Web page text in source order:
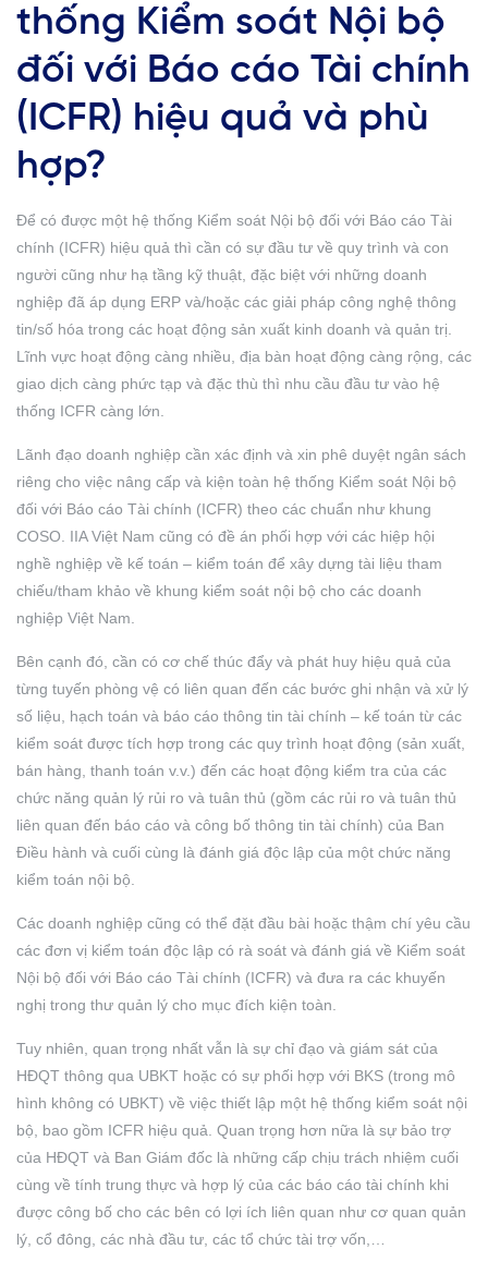
thống Kiểm soát Nội bộ
đối với Báo cáo Tài chính
(ICFR) hiệu quả và phù
hợp?
Để có được một hệ thống Kiểm soát Nội bộ đối với Báo cáo Tài
chính (ICFR) hiệu quả thì cần có sự đầu tư về quy trình và con
người cũng như hạ tầng kỹ thuật, đặc biệt với những doanh
nghiệp đã áp dụng ERP và/hoặc các giải pháp công nghệ thông
tin/số hóa trong các hoạt động sản xuất kinh doanh và quản trị.
Lĩnh vực hoạt động càng nhiều, địa bàn hoạt động càng rộng, các
giao dịch càng phức tạp và đặc thù thì nhu cầu đầu tư vào hệ
thống ICFR càng lớn.
Lãnh đạo doanh nghiệp cần xác định và xin phê duyệt ngân sách
riêng cho việc nâng cấp và kiện toàn hệ thống Kiểm soát Nội bộ
đối với Báo cáo Tài chính (ICFR) theo các chuẩn như khung
COSO. IIA Việt Nam cũng có đề án phối hợp với các hiệp hội
nghề nghiệp về kế toán – kiểm toán để xây dựng tài liệu tham
chiếu/tham khảo về khung kiểm soát nội bộ cho các doanh
nghiệp Việt Nam.
Bên cạnh đó, cần có cơ chế thúc đẩy và phát huy hiệu quả của
từng tuyến phòng vệ có liên quan đến các bước ghi nhận và xử lý
số liệu, hạch toán và báo cáo thông tin tài chính – kế toán từ các
kiểm soát được tích hợp trong các quy trình hoạt động (sản xuất,
bán hàng, thanh toán v.v.) đến các hoạt động kiểm tra của các
chức năng quản lý rủi ro và tuân thủ (gồm các rủi ro và tuân thủ
liên quan đến báo cáo và công bố thông tin tài chính) của Ban
Điều hành và cuối cùng là đánh giá độc lập của một chức năng
kiểm toán nội bộ.
Các doanh nghiệp cũng có thể đặt đầu bài hoặc thậm chí yêu cầu
các đơn vị kiểm toán độc lập có rà soát và đánh giá về Kiểm soát
Nội bộ đối với Báo cáo Tài chính (ICFR) và đưa ra các khuyến
nghị trong thư quản lý cho mục đích kiện toàn.
Tuy nhiên, quan trọng nhất vẫn là sự chỉ đạo và giám sát của
HĐQT thông qua UBKT hoặc có sự phối hợp với BKS (trong mô
hình không có UBKT) về việc thiết lập một hệ thống kiểm soát nội
bộ, bao gồm ICFR hiệu quả. Quan trọng hơn nữa là sự bảo trợ
của HĐQT và Ban Giám đốc là những cấp chịu trách nhiệm cuối
cùng về tính trung thực và hợp lý của các báo cáo tài chính khi
được công bố cho các bên có lợi ích liên quan như cơ quan quản
lý, cổ đông, các nhà đầu tư, các tổ chức tài trợ vốn,…